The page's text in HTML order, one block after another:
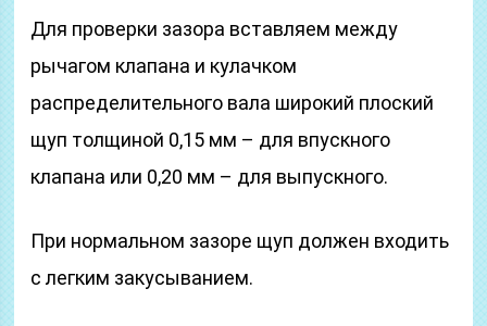
Для проверки зазора вставляем между
рычагом клапана и кулачком
распределительного вала широкий плоский
щуп толщиной 0,15 мм – для впускного
клапана или 0,20 мм – для выпускного.
При нормальном зазоре щуп должен входить
с легким закусыванием.